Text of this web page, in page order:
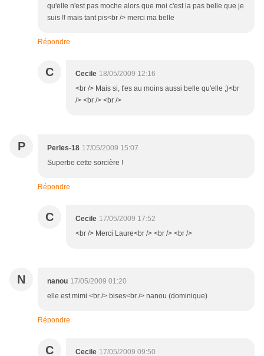
qu'elle n'est pas moche alors que moi c'est la pas belle que je
suis !! mais tant pis<br /> merci ma belle
Répondre
C Cecile 18/05/2009 12:16
<br /> Mais si, t'es au moins aussi belle qu'elle ;)<br
/> <br /> <br />
P Perles-18 17/05/2009 15:07
Superbe cette sorcière !
Répondre
C Cecile 17/05/2009 17:52
<br /> Merci Laure<br /> <br /> <br />
N nanou 17/05/2009 01:20
elle est mimi <br /> bises<br /> nanou (dominique)
Répondre
C Cecile 17/05/2009 09:50